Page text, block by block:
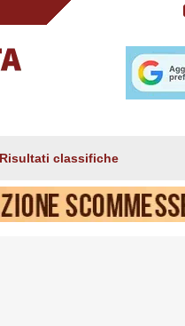
Risultati classifiche